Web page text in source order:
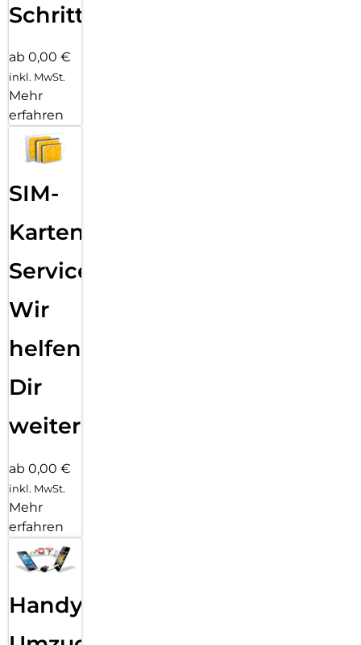
Schritten
ab 0,00 €
inkl. MwSt.
Mehr
erfahren
SIM-
Karten
Service:
Wir
helfen
Dir
weiter
ab 0,00 €
inkl. MwSt.
Mehr
erfahren
Handy